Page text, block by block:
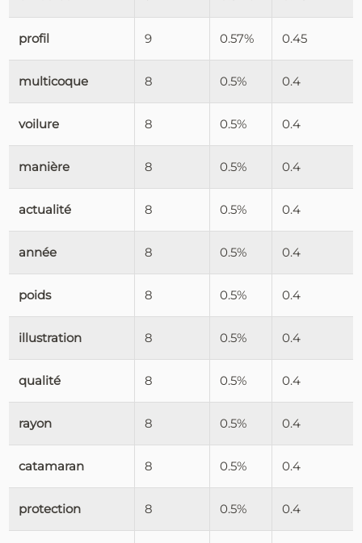
profil 9 0.57% 0.45
multicoque 8 0.5% 0.4
voilure 8 0.5% 0.4
manière 8 0.5% 0.4
actualité 8 0.5% 0.4
année 8 0.5% 0.4
poids 8 0.5% 0.4
illustration 8 0.5% 0.4
qualité 8 0.5% 0.4
rayon 8 0.5% 0.4
catamaran 8 0.5% 0.4
protection 8 0.5% 0.4